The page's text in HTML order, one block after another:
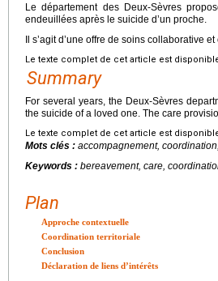
Le département des Deux-Sèvres
endeuillées après le suicide d’un proche.
Il s’agit d’une offre de soins collaborative et
Le texte complet de cet article est
Summary
For several years, the Deux-Sèvres
the suicide of a loved one. The care
Le texte complet de cet article est
Mots clés : accompagnement,
Keywords : bereavement, care,
Plan
Approche contextuelle
Coordination territoriale
Conclusion
Déclaration de liens d’intérêts